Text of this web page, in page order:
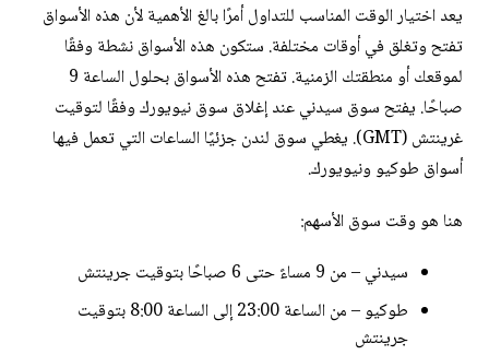
يعد اختيار الوقت المناسب للتداول أمرًا بالغ الأهمية لأن هذه الأسواق
تفتح وتغلق في أوقات مختلفة. ستكون هذه الأسواق نشطة وفقًا
لموقعك أو منطقتك الزمنية. تفتح هذه الأسواق بحلول الساعة 9
صباحًا. يفتح سوق سيدني عند إغلاق سوق نيويورك وفقًا لتوقيت
غرينتش (GMT). يغطي سوق لندن جزئيًا الساعات التي تعمل فيها
أسواق طوكيو ونيويورك.
هنا هو وقت سوق الأسهم:
سيدني – من 9 مساءً حتى 6 صباحًا بتوقيت جرينتش
طوكيو – من الساعة 23:00 إلى الساعة 8:00 بتوقيت
جرينتش